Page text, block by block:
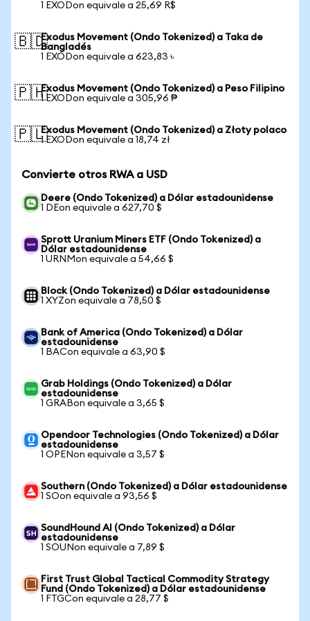
1 EXODon equivale a 25,69 R$
🇧🇩Exodus Movement (Ondo Tokenized) a Taka de
Bangladés
1 EXODon equivale a 623,83 ৳
🇵🇭Exodus Movement (Ondo Tokenized) a Peso Filipino
1 EXODon equivale a 305,96 ₱
🇵🇱Exodus Movement (Ondo Tokenized) a Złoty polaco
1 EXODon equivale a 18,74 zł
Convierte otros RWA a USD
Deere (Ondo Tokenized) a Dólar estadounidense
1 DEon equivale a 627,70 $
Sprott Uranium Miners ETF (Ondo Tokenized) a
Dólar estadounidense
1 URNMon equivale a 54,66 $
Block (Ondo Tokenized) a Dólar estadounidense
1 XYZon equivale a 78,50 $
Bank of America (Ondo Tokenized) a Dólar
estadounidense
1 BACon equivale a 63,90 $
Grab Holdings (Ondo Tokenized) a Dólar
estadounidense
1 GRABon equivale a 3,65 $
Opendoor Technologies (Ondo Tokenized) a Dólar
estadounidense
1 OPENon equivale a 3,57 $
Southern (Ondo Tokenized) a Dólar estadounidense
1 SOon equivale a 93,56 $
SoundHound AI (Ondo Tokenized) a Dólar
estadounidense
1 SOUNon equivale a 7,89 $
First Trust Global Tactical Commodity Strategy
Fund (Ondo Tokenized) a Dólar estadounidense
1 FTGCon equivale a 28,77 $